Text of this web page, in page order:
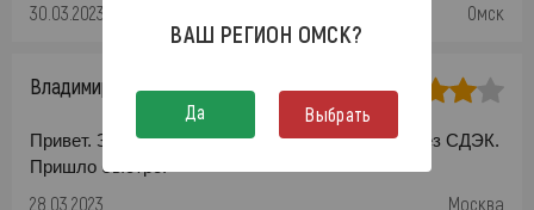
30.03.2023 Омск
Владимир
Привет. Заказал гайку ступицы с доставкой через СДЭК.
Пришло быстро.
28.03.2023 Москва
ВАШ РЕГИОН ОМСК?
Да Выбрать